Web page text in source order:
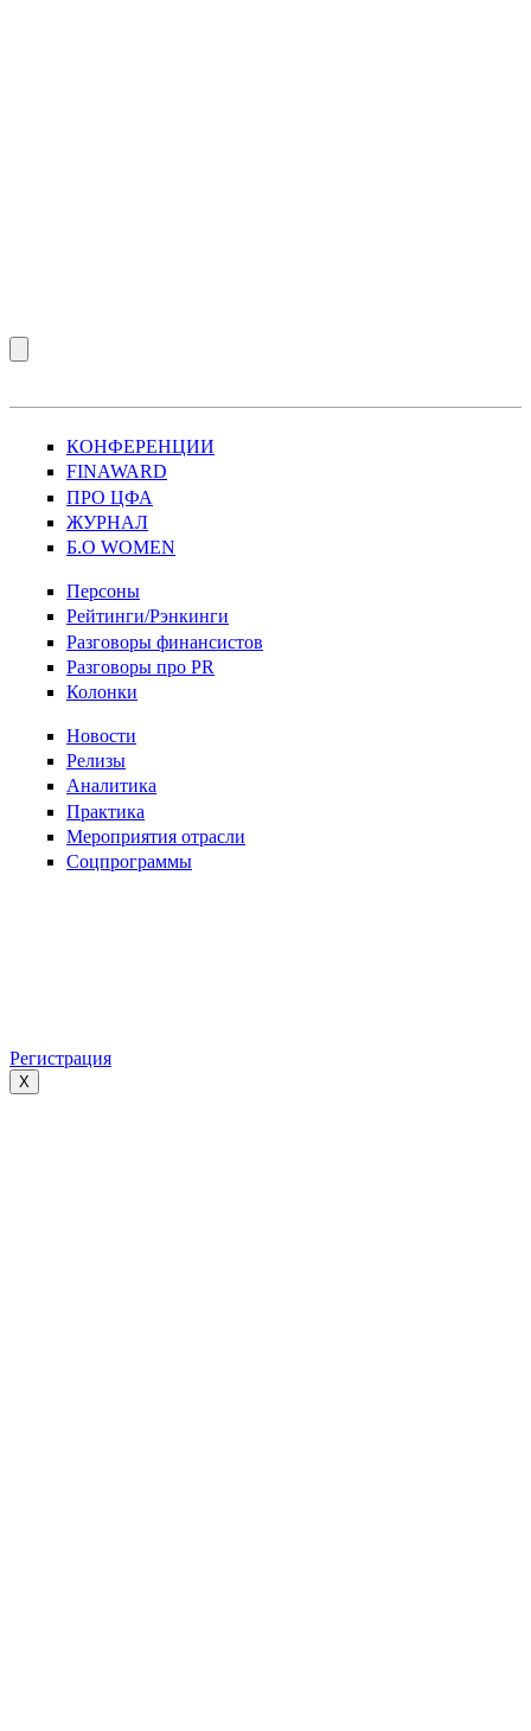
КОНФЕРЕНЦИИ
FINAWARD
ПРО ЦФА
ЖУРНАЛ
Б.О WOMEN
Персоны
Рейтинги/Рэнкинги
Разговоры финансистов
Разговоры про PR
Колонки
Новости
Релизы
Аналитика
Практика
Мероприятия отрасли
Соцпрограммы
Регистрация
X